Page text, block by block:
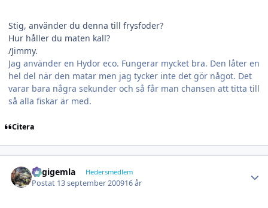
Stig, använder du denna till frysfoder?
Hur håller du maten kall?
/Jimmy.
Jag använder en Hydor eco. Fungerar mycket bra. Den låter en
hel del när den matar men jag tycker inte det gör något. Det
varar bara några sekunder och så får man chansen att titta till
så alla fiskar är med.
Citera
stigigemla Hedersmedlem
Postat 13 september 200916 år